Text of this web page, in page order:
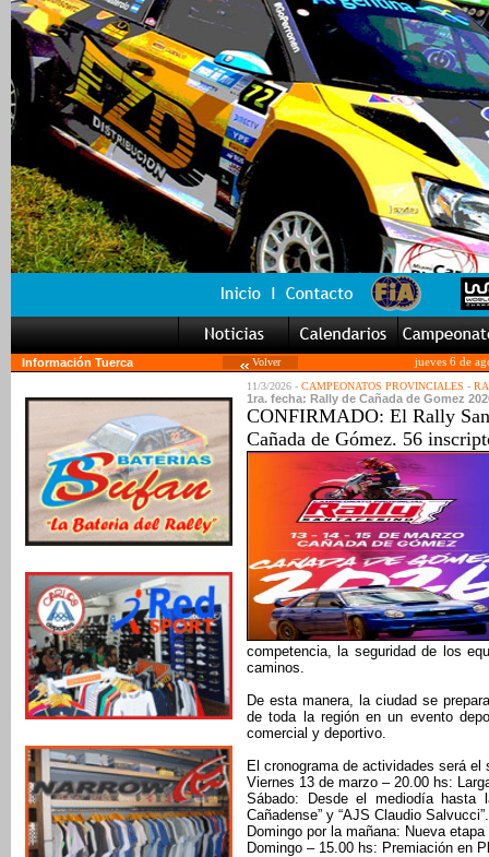
Información Tuerca Volver
jueves 6 de
11/3/2026 - CAMPEONATOS PROVINCIALES -
1ra. fecha: Rally de Cañada de Gomez
CONFIRMADO: El Rally
Cañada de Gómez. 56
competencia, la seguridad de los
caminos.
De esta manera, la ciudad se
de toda la región en un evento
comercial y deportivo.
El cronograma de actividades será el
Viernes 13 de marzo – 20.00 hs:
Sábado: Desde el mediodía hasta
Cañadense” y “AJS Claudio Salvucci”.
Domingo por la mañana: Nueva
Domingo – 15.00 hs: Premiación en